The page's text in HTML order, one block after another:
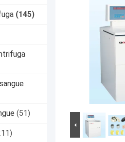
(145)
(51)